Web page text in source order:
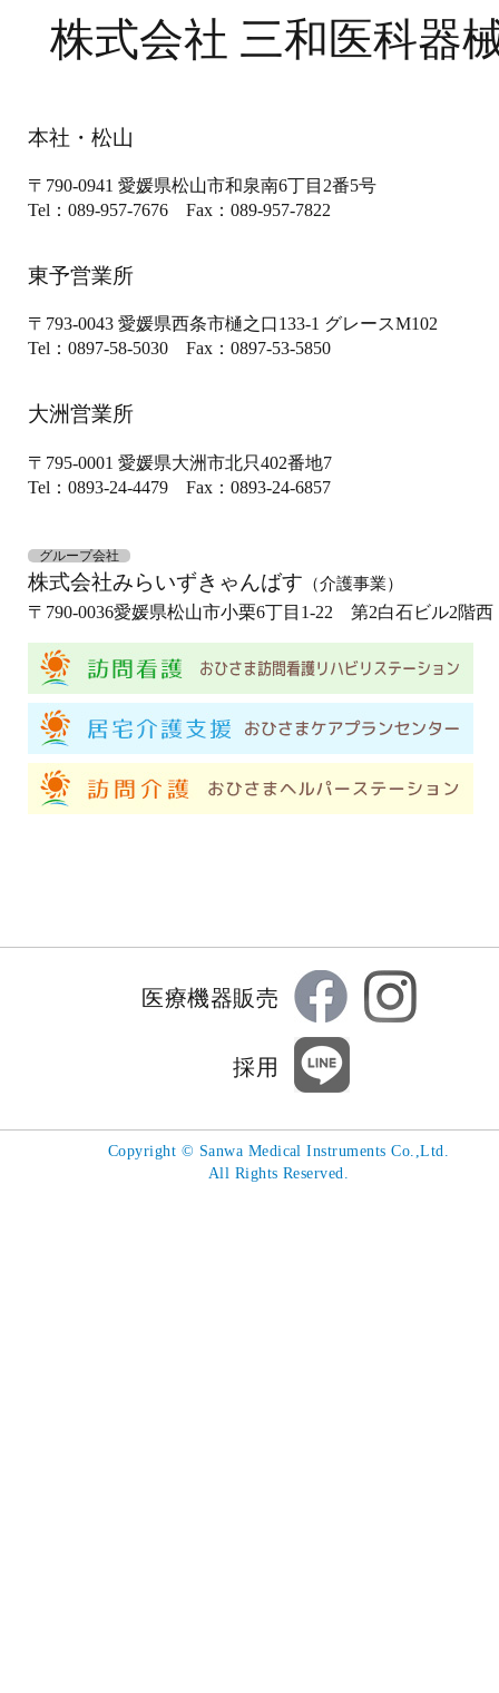
株式会社 三和医科器
本社・松山
〒790-0941 愛媛県松山市和泉南6丁目2番5号
Tel：089-957-7676 Fax：089-957-7822
東予営業所
〒793-0043 愛媛県西条市樋之口133-1 グレースM102
Tel：0897-58-5030 Fax：0897-53-5850
大洲営業所
〒795-0001 愛媛県大洲市北只402番地7
Tel：0893-24-4479 Fax：0893-24-6857
グループ会社
株式会社みらいずきゃんばす （介護事業）
〒790-0036愛媛県松山市小栗6丁目1-22 第2白石ビル2階西
医療機器販売
採用
Copyright © Sanwa Medical Instruments Co.,Ltd.
All Rights Reserved.